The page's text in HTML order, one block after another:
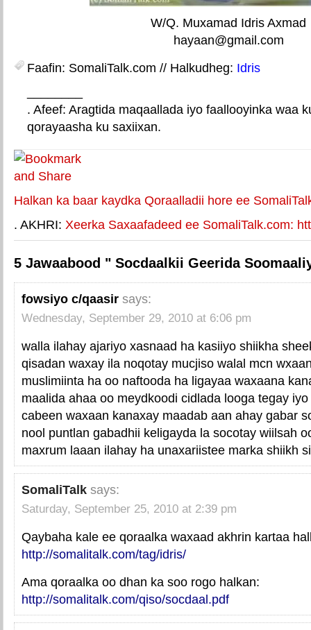
W/Q. Muxamad Idris Axmad
hayaan@gmail.com
Faafin: SomaliTalk.com // Halkudheg: Idris
. Afeef: Aragtida maqaallada iyo faallooyinka waa
qorayaasha ku saxiixan.
Halkan ka baar kaydka Qoraalladii hore ee
. AKHRI: Xeerka Saxaafadeed ee SomaliTalk.com:
5 Jawaabood " Socdaalkii Geerida
fowsiyo c/qaasir says:
Wednesday, September 29, 2010 at 6:06 pm
walla ilahay ajariyo xasnaad ha kasiiyo shiikha
qisadan waxay ila noqotay mucjiso walal mcn
muslimiinta ha oo naftooda ha ligayaa waxaana
maalida ahaa oo meydkoodi cidlada looga tegay
cabeen waxaan kanaxay maadab aan ahay gabar
nool puntlan gabadhii keligayda la socotay wiilsah
maxrum laaan ilahay ha unaxariistee marka shiikh
SomaliTalk says:
Saturday, September 25, 2010 at 2:39 pm
Qaybaha kale ee qoraalka waxaad akhrin kartaa
http://somalitalk.com/tag/idris/
Ama qoraalka oo dhan ka soo rogo halkan:
http://somalitalk.com/qiso/socdaal.pdf